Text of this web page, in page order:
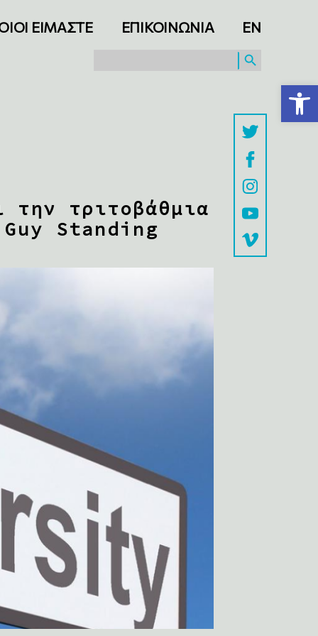
Ανοίξτε τη γραμμή εργαλείων
ΕΙΜΑΣΤΕ ΕΠΙΚΟΙΝΩΝΙΑ ΕΝ
SEARCH BUTTON
την τριτοβάθμια
Standing